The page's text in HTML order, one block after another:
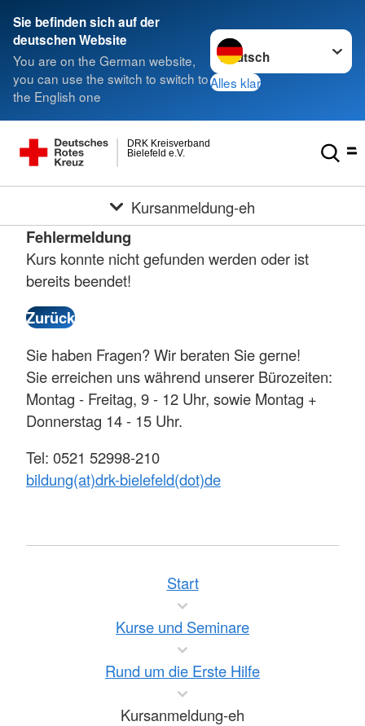
Sie befinden sich auf der
deutschen Website
You are on the German website,
you can use the switch to switch to
the English one
Sprache wechseln zu
Alles klar
Bielefeld e.V.
DRK Kreisverband
Kursanmeldung-eh
Fehlermeldung
Kurs konnte nicht gefunden werden oder ist
bereits beendet!
Sie haben Fragen? Wir beraten Sie gerne!
Sie erreichen uns während unserer Bürozeiten:
Montag - Freitag, 9 - 12 Uhr, sowie Montag +
Donnerstag 14 - 15 Uhr.
Tel: 0521 52998-210
bildung(at)drk-bielefeld(dot)de
Start
Kurse und Seminare
Rund um die Erste Hilfe
Kursanmeldung-eh